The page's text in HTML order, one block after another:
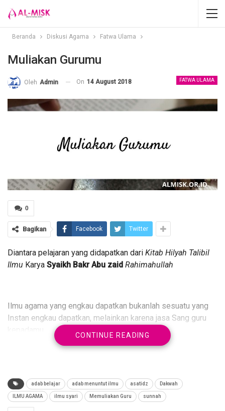
Beranda Diskusi Agama Fatwa Ulama
Muliakan Gurumu
FATWA ULAMA
Oleh Admin On 14 August 2018
0
Bagikan Facebook Twitter
Diantara pelajaran yang didapatkan dari Kitab Hilyah Talibil
Ilmu Karya Syaikh Bakr Abu zaid Rahimahullah
Ilmu agama yang engkau dapatkan bukanlah sesuatu yang
Instan engkau dapatkan, melainkan karena jasa Sang guru
keberhasilan dalam menuntut ilmu.
CONTINUE READING
adab belajar adab menuntut ilmu asatidz Dakwah
ILMU AGAMA ilmu syari Memuliakan Guru sunnah